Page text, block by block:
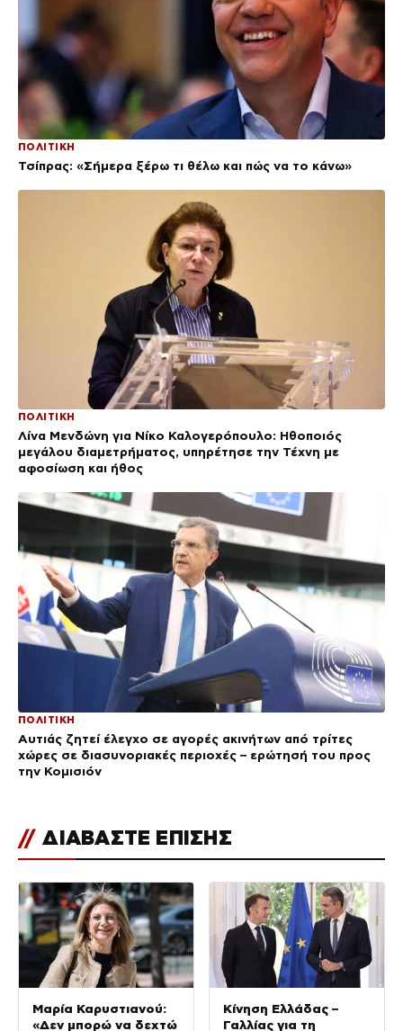
ΠΟΛΙΤΙΚΗ
Τσίπρας: «Σήμερα ξέρω τι θέλω και πώς να το κάνω»
ΠΟΛΙΤΙΚΗ
Λίνα Μενδώνη για Νίκο Καλογερόπουλο: Ηθοποιός
μεγάλου διαμετρήματος, υπηρέτησε την Τέχνη με
αφοσίωση και ήθος
ΠΟΛΙΤΙΚΗ
Αυτιάς ζητεί έλεγχο σε αγορές ακινήτων από τρίτες
χώρες σε διασυνοριακές περιοχές – ερώτησή του προς
την Κομισιόν
// ΔΙΑΒΑΣΤΕ ΕΠΙΣΗΣ
Μαρία Καρυστιανού:
«Δεν μπορώ να δεχτώ
Κίνηση Ελλάδας –
Γαλλίας για τη